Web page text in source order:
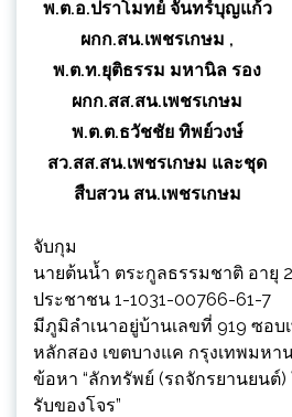
พ.ต.อ.ปราโมทย์ จันทร์บุญแก้ว
ผกก.สน.เพชรเกษม ,
พ.ต.ท.ยุติธรรม มหานิล รอง
ผกก.สส.สน.เพชรเกษม
พ.ต.ต.ธวัชชัย ทิพย์วงษ์
สว.สส.สน.เพชรเกษม และชุด
สืบสวน สน.เพชรเกษม
จับกุม
นายต้นน้ำ ตระกูลธรรมชาติ อายุ
ประชาชน 1-1031-00766-61-7
มีภูมิลำเนาอยู่บ้านเลขที่ 919 ซอบ
หลักสอง เขตบางแค กรุงเทพมหา
ข้อหา “ลักทรัพย์ (รถจักรยานยนต์)
รับของโจร”